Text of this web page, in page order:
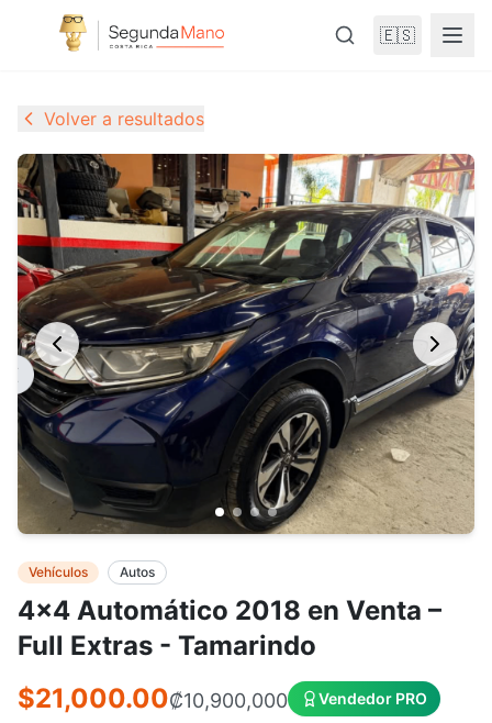
🇪🇸
Volver a resultados
4x4 Automático 2018 en Venta –
Full Extras - Tamarindo
Vehículos Autos
$21,000.00₡10,900,000 Vendedor PRO